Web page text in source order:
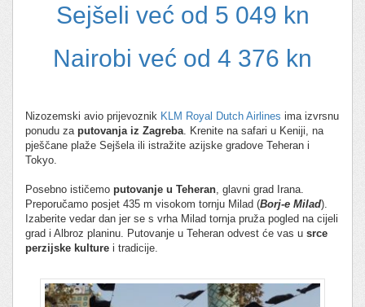
Sejšeli već od 5 049 kn
Nairobi već od 4 376 kn
Nizozemski avio prijevoznik KLM Royal Dutch Airlines ima izvrsnu
ponudu za putovanja iz Zagreba . Krenite na safari u Keniji, na
pješčane plaže Sejšela ili istražite azijske gradove Teheran i
Tokyo.
Posebno ističemo putovanje u Teheran , glavni grad Irana.
Preporučamo posjet 435 m visokom tornju Milad (Borj-e Milad).
Izaberite vedar dan jer se s vrha Milad tornja pruža pogled na cijeli
grad i Albroz planinu. Putovanje u Teheran odvest će vas u srce
perzijske kulture i tradicije.